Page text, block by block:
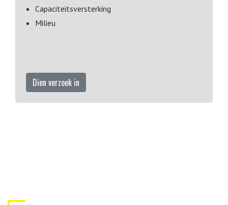
Capaciteitsversterking
Milieu
Dien verzoek in